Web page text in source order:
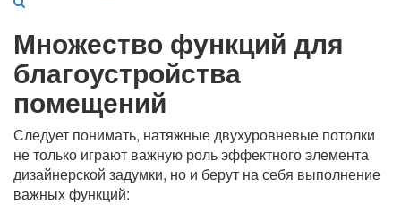
Множество функций для
благоустройства
помещений
Следует понимать, натяжные двухуровневые потолки
не только играют важную роль эффектного элемента
дизайнерской задумки, но и берут на себя выполнение
важных функций: